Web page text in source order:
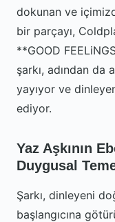
dokunan ve
bir parçayı,
**GOOD
şarkı, adından da
yayıyor ve
ediyor.
Yaz Aşkının
Duygusal
Şarkı, dinleyeni
başlangıcına